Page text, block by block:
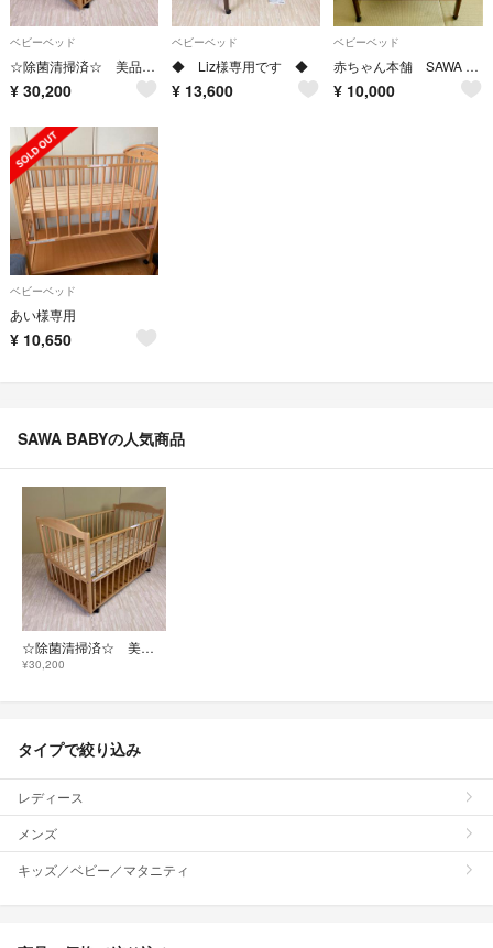
ベビーベッド
☆除菌清掃済☆ 美品 サワベビー D型 ジョルノ デュアルスライド すのこ床板
¥ 30,200
ベビーベッド
◆ Liz様専用です ◆
¥ 13,600
ベビーベッド
赤ちゃん本舗 SAWA BABY ベビーベッド コンパクト
¥ 10,000
ベビーベッド
あい様専用
¥ 10,650
SAWA BABYの人気商品
☆除菌清掃済☆ 美品 サワベビー D型 ジョルノ デュアルスライド すのこ床板
¥30,200
タイプで絞り込み
レディース
メンズ
キッズ／ベビー／マタニティ